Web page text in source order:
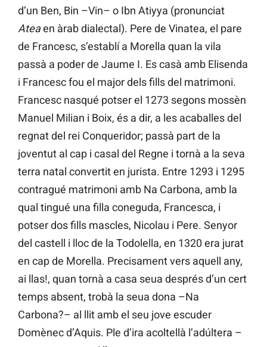
d’un Ben, Bin –Vin– o Ibn Atiyya (pronunciat
Ateaen àrab dialectal). Pere de Vinatea, el pare
de Francesc, s’establí a Morella quan la vila
passà a poder de Jaume I. Es casà amb Elisenda
i Francesc fou el major dels fills del matrimoni.
Francesc nasqué potser el 1273 segons mossèn
Manuel Milian i Boix, és a dir, a les acaballes del
regnat del rei Conqueridor; passà part de la
joventut al cap i casal del Regne i tornà a la seva
terra natal convertit en jurista. Entre 1293 i 1295
contragué matrimoni amb Na Carbona, amb la
qual tingué una filla coneguda, Francesca, i
potser dos fills mascles, Nicolau i Pere. Senyor
del castell i lloc de la Todolella, en 1320 era jurat
en cap de Morella. Precisament vers aquell any,
ai llas!, quan tornà a casa seua després d’un cert
temps absent, trobà la seua dona –Na
Carbona?– al llit amb el seu jove escuder
Domènec d’Aquis. Ple d’ira acoltellà l’adúltera –